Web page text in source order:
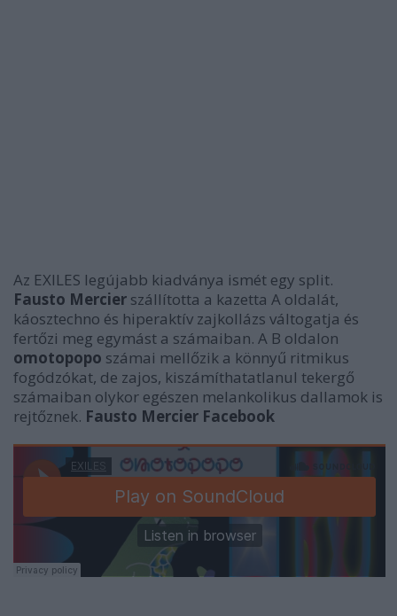
Az EXILES legújabb kiadványa ismét egy split.
Fausto Mercier szállította a kazetta A oldalát,
káosztechno és hiperaktív zajkollázs váltogatja és
fertőzi meg egymást a számaiban. A B oldalon
omotopopo számai mellőzik a könnyű ritmikus
fogódzókat, de zajos, kiszámíthatatlanul tekergő
számaiban olykor egészen melankolikus dallamok is
rejtőznek. Fausto Mercier Facebook